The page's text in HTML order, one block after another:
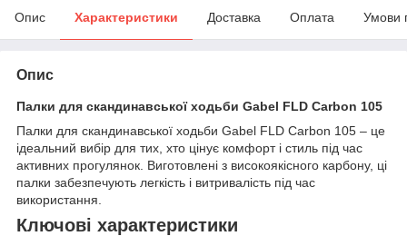
Опис Характеристики Доставка Оплата Умови
Опис
Палки для скандинавської ходьби Gabel FLD Carbon 105
Палки для скандинавської ходьби Gabel FLD Carbon 105 – це
ідеальний вибір для тих, хто цінує комфорт і стиль під час
активних прогулянок. Виготовлені з високоякісного карбону, ці
палки забезпечують легкість і витривалість під час
використання.
Ключові характеристики